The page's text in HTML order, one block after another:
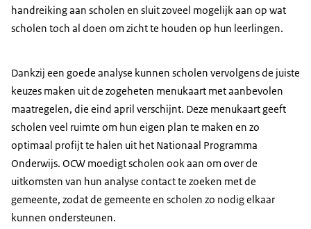
handreiking aan scholen en sluit zoveel mogelijk aan op wat
scholen toch al doen om zicht te houden op hun leerlingen.
Dankzij een goede analyse kunnen scholen vervolgens de juiste
keuzes maken uit de zogeheten menukaart met aanbevolen
maatregelen, die eind april verschijnt. Deze menukaart geeft
scholen veel ruimte om hun eigen plan te maken en zo
optimaal profijt te halen uit het Nationaal Programma
Onderwijs. OCW moedigt scholen ook aan om over de
uitkomsten van hun analyse contact te zoeken met de
gemeente, zodat de gemeente en scholen zo nodig elkaar
kunnen ondersteunen.